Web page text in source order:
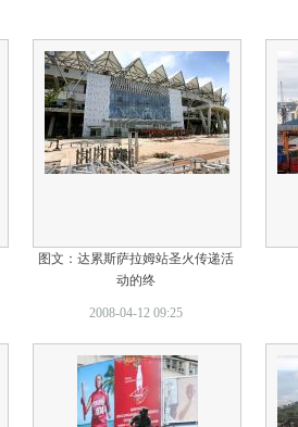
图文：达累斯萨拉姆站圣火传递活
动的终
2008-04-12 09:25